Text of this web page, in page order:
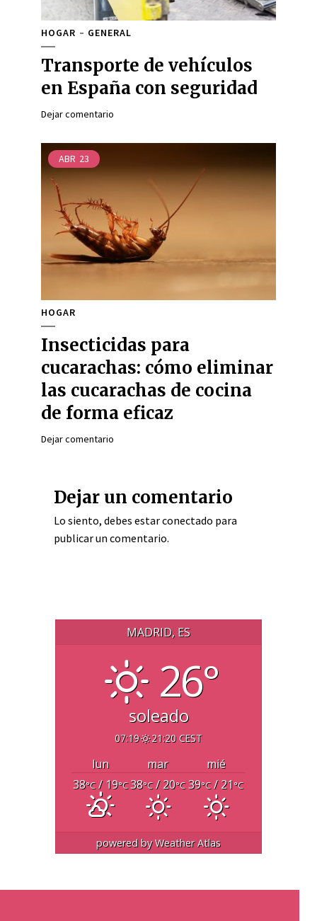
HOGAR GENERAL
Transporte de vehículos
en España con seguridad
Dejar comentario
ABR 23
HOGAR
Insecticidas para
cucarachas: cómo eliminar
las cucarachas de cocina
de forma eficaz
Dejar comentario
Dejar un comentario
Lo siento, debes estarconectado para
publicar un comentario.
MADRID, ES
26°
soleado
07:19 21:20 CEST
lun mar
mié
38°C/ 19°C38°C/ 20°C 39°C/ 21°C
powered byWeather Atlas